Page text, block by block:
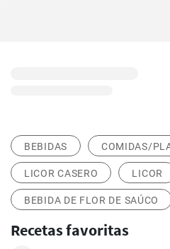
BEBIDAS COMIDAS/
LICOR CASERO LICOR
BEBIDA DE FLOR DE SAÚCO
Recetas favoritas